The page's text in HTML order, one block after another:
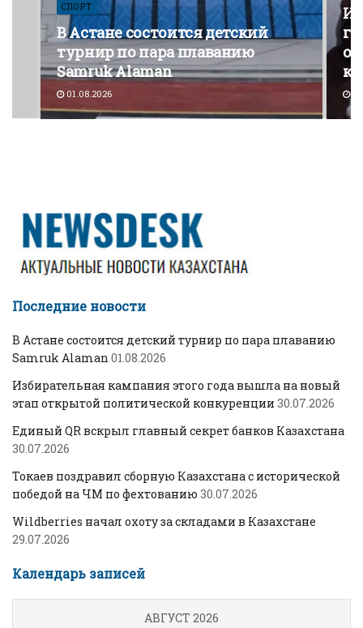
СПОРТ
В Астане состоится детский
турнир по пара плаванию
Samruk Alaman
01.08.2026
Последние новости
В Астане состоится детский турнир по пара плаванию
Samruk Alaman 01.08.2026
Избирательная кампания этого года вышла на новый
этап открытой политической конкуренции 30.07.2026
Единый QR вскрыл главный секрет банков Казахстана
30.07.2026
Токаев поздравил сборную Казахстана с исторической
победой на ЧМ по фехтованию 30.07.2026
Wildberries начал охоту за складами в Казахстане
29.07.2026
Календарь записей
АВГУСТ 2026